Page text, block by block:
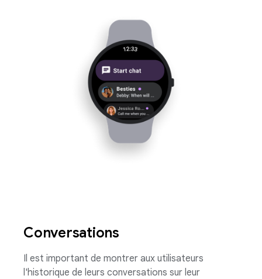
Conversations
Il est important de montrer aux utilisateurs
l'historique de leurs conversations sur leur